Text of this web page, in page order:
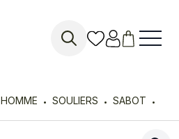
HOMME SOULIERS
SABOT